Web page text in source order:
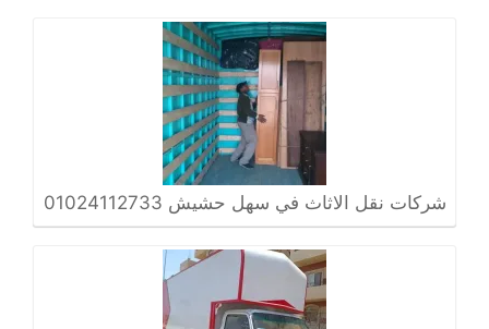
شركات نقل الاثاث في سهل حشيش 01024112733